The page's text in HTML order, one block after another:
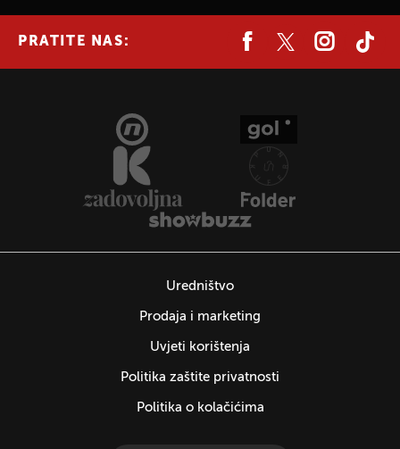
PRATITE NAS:
Uredništvo
Prodaja i marketing
Uvjeti korištenja
Politika zaštite privatnosti
Politika o kolačićima